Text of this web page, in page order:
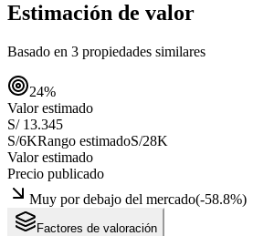
Estimación de valor
Basado en 3 propiedades similares
24%
Valor estimado
S/ 13.345
S/6KRango estimadoS/28K
Valor estimado
Precio publicado
Muy por debajo del mercado(-58.8%)
Factores de valoración